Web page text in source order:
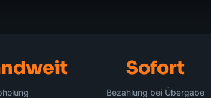
Sofort
Bezahlung bei Übergabe